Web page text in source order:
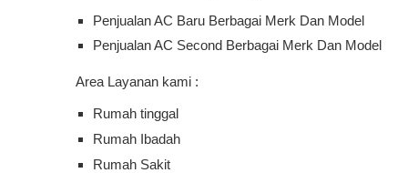
Penjualan AC Baru Berbagai Merk Dan Model
Penjualan AC Second Berbagai Merk Dan Model
Area Layanan kami :
Rumah tinggal
Rumah Ibadah
Rumah Sakit